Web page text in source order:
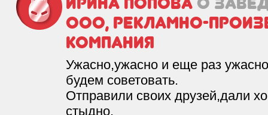
ООО, рекламно-
компания
Ужасно,ужасно и еще раз
будем советовать.
Отправили своих друзей,дали
стыдно.